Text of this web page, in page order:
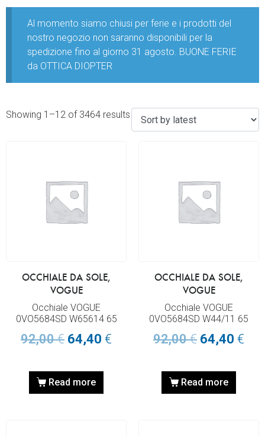
Al momento siamo chiusi per ferie e i prodotti del
nostro negozio non saranno disponibili per la
spedizione fino al giorno 31 agosto. BUONE FERIE
da OTTICA DIOPTER
Showing 1–12 of 3464 results
OCCHIALE DA SOLE,
VOGUE
Occhiale VOGUE
0VO5684SD W65614 65
92,00€ 64,40 €
Read more
OCCHIALE DA SOLE,
VOGUE
Occhiale VOGUE
0VO5684SD W44/11 65
92,00€ 64,40 €
Read more